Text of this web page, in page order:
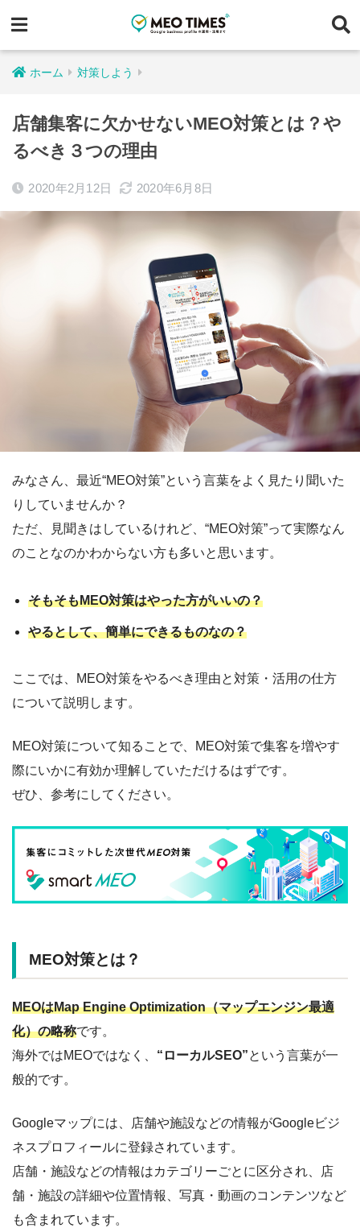
ホーム 対策しよう
店舗集客に欠かせないMEO対策とは？や
るべき３つの理由
2020年2月12日 2020年6月8日
みなさん、最近“MEO対策”という言葉をよく見たり聞いた
りしていませんか？
ただ、見聞きはしているけれど、“MEO対策”って実際なん
のことなのかわからない方も多いと思います。
そもそもMEO対策はやった方がいいの？
やるとして、簡単にできるものなの？
ここでは、MEO対策をやるべき理由と対策・活用の仕方
について説明します。
MEO対策について知ることで、MEO対策で集客を増やす
際にいかに有効か理解していただけるはずです。
ぜひ、参考にしてください。
MEO対策とは？
MEOはMap Engine Optimization（マップエンジン最適
化）の略称です。
海外ではMEOではなく、 “ローカルSEO”という言葉が一
般的です。
Googleマップには、店舗や施設などの情報がGoogleビジ
ネスプロフィールに登録されています。
店舗・施設などの情報はカテゴリーごとに区分され、店
舗・施設の詳細や位置情報、写真・動画のコンテンツなど
も含まれています。